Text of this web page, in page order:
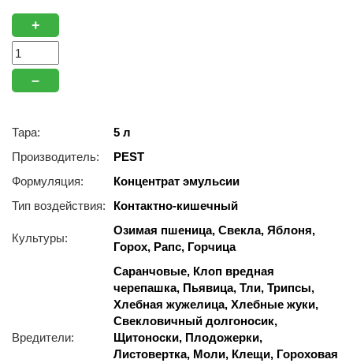
+
–
Тара:
5 л
Производитель:
PEST
Формуляция:
Концентрат эмульсии
Тип воздействия:
Контактно-кишечный
Культуры:
Озимая пшеница, Свекла, Яблоня,
Горох, Рапс, Горчица
Вредители:
Саранчовые, Клоп вредная
черепашка, Пьявица, Тли, Трипсы,
Хлебная жужелица, Хлебные жуки,
Свекловичный долгоносик,
Щитоноски, Плодожерки,
Листовертка, Моли, Клещи, Гороховая